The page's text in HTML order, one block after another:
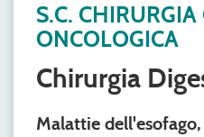
S.C. CHIRURGIA
ONCOLOGICA
Chirurgia
Malattie